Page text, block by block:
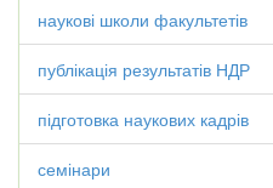
наукові школи факультетів
публікація результатів НДР
підготовка наукових кадрів
семінари